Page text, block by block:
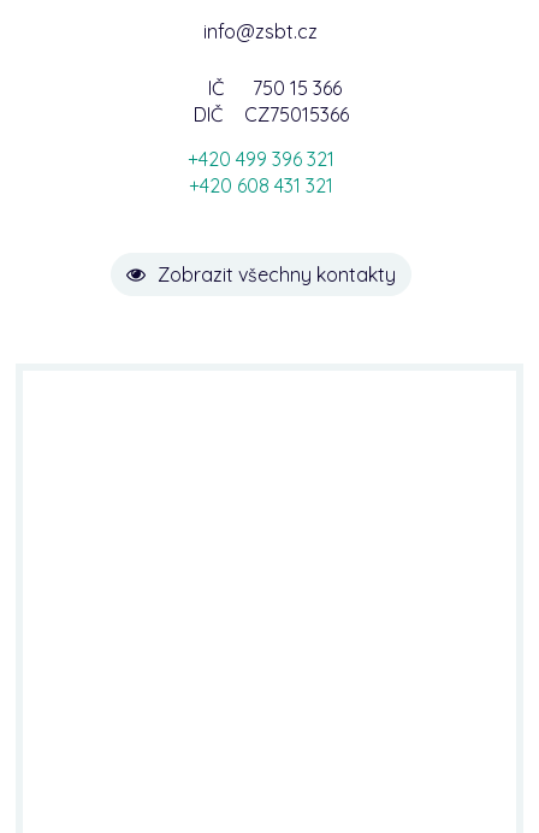
info@zsbt.cz
IČ
750 15 366
DIČ
CZ75015366
+420 499 396 321
+420 608 431 321
Zobrazit všechny kontakty